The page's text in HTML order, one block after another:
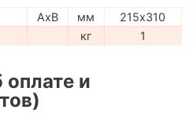
AxB мм
215х310
кг 1
и